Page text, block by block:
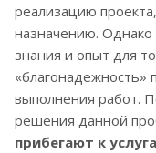
реализацию
назначению.
знания и опыт для
«благонадежность»
выполнения работ.
решения данной
прибегают к